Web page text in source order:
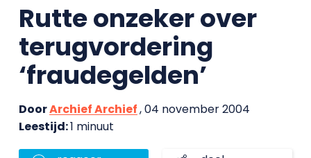
Rutte onzeker over
terugvordering
‘fraudegelden’
DoorArchief Archief, 04 november 2004
Leestijd:1 minuut